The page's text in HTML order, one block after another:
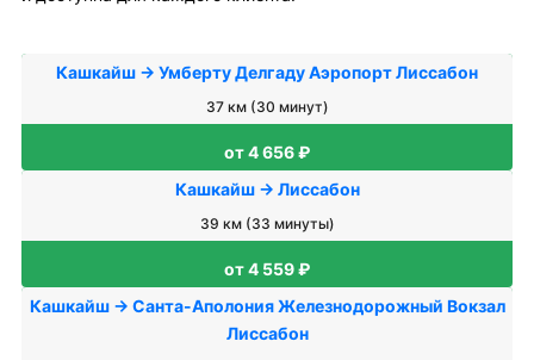
Кашкайш → Умберту Делгаду Аэропорт Лиссабон
37 км (30 минут)
от 4 656 ₽
Кашкайш → Лиссабон
39 км (33 минуты)
от 4 559 ₽
Кашкайш → Санта-Аполония Железнодорожный Вокзал
Лиссабон